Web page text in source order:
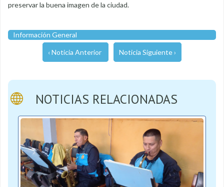
preservar la buena imagen de la ciudad.
Información General
‹ Noticia Anterior Noticia Siguiente ›
NOTICIAS RELACIONADAS